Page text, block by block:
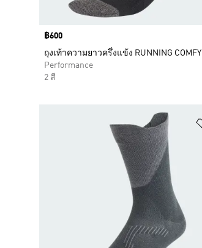
Price
฿600
ถุงเท้าความยาวครึ่งแข้ง RUNNING COMFY
Performance
2 สี